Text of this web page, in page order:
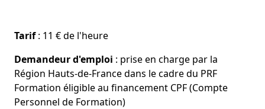
Tarif: 11 € de l'heure
Demandeur d'emploi : prise en charge par la
Région Hauts-de-France dans le cadre du PRF
Formation éligible au financement CPF (Compte
Personnel de Formation)